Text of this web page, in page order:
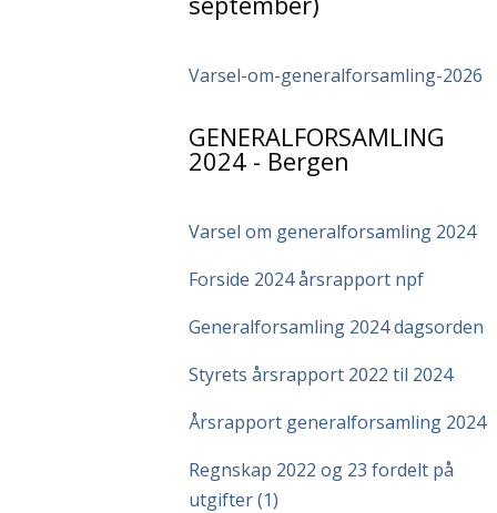
Varsel-om-generalforsamling-2026
GENERALFORSAMLING
2024 - Bergen
Varsel om generalforsamling 2024
Forside 2024 årsrapport npf
Generalforsamling 2024 dagsorden
Styrets årsrapport 2022 til 2024
Årsrapport generalforsamling 2024
Regnskap 2022 og 23 fordelt på
utgifter (1)